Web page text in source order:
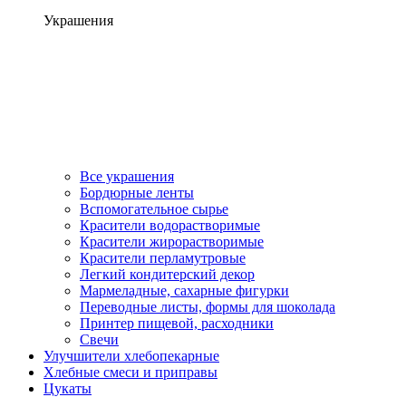
Украшения
Все украшения
Бордюрные ленты
Вспомогательное сырье
Красители водорастворимые
Красители жирорастворимые
Красители перламутровые
Легкий кондитерский декор
Мармеладные, сахарные фигурки
Переводные листы, формы для шоколада
Принтер пищевой, расходники
Свечи
Улучшители хлебопекарные
Хлебные смеси и приправы
Цукаты